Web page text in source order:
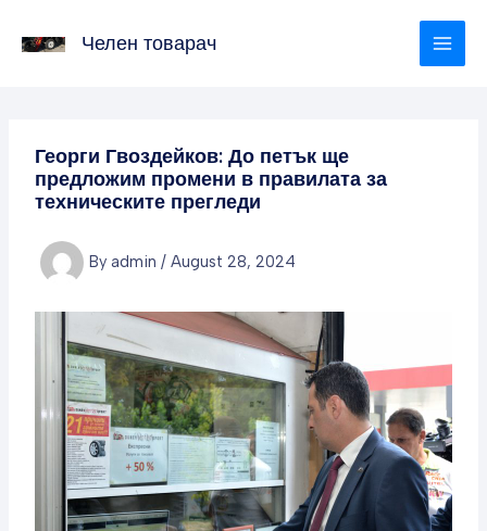
Челен товарач
Георги Гвоздейков: До петък ще
предложим промени в правилата за
техническите прегледи
By admin / August 28, 2024